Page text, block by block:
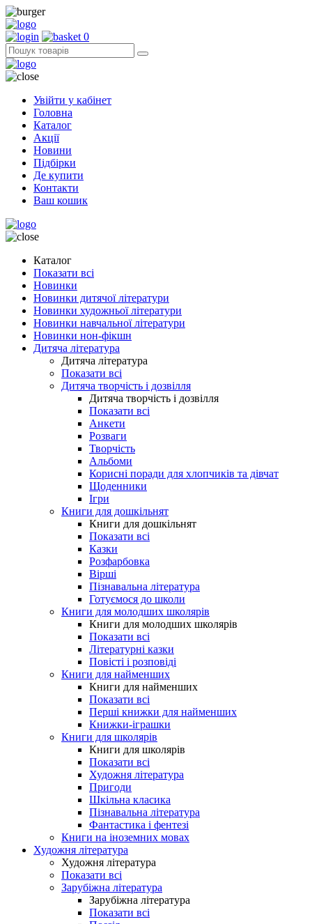
0
Увійти у кабінет
Головна
Каталог
Акції
Новини
Підбірки
Де купити
Контакти
Ваш кошик
Каталог
Показати всі
Новинки
Новинки дитячої літератури
Новинки художньої літератури
Новинки навчальної літератури
Новинки нон-фікшн
Дитяча література
Дитяча література
Показати всі
Дитяча творчість і дозвілля
Дитяча творчість і дозвілля
Показати всі
Анкети
Розваги
Творчість
Альбоми
Корисні поради для хлопчиків та дівчат
Щоденники
Ігри
Книги для дошкільнят
Книги для дошкільнят
Показати всі
Казки
Розфарбовка
Вірші
Пізнавальна література
Готуємося до школи
Книги для молодших школярів
Книги для молодших школярів
Показати всі
Літературні казки
Повісті і розповіді
Книги для найменших
Книги для найменших
Показати всі
Перші книжки для найменших
Книжки-іграшки
Книги для школярів
Книги для школярів
Показати всі
Художня література
Пригоди
Шкільна класика
Пізнавальна література
Фантастика і фентезі
Книги на іноземних мовах
Художня література
Художня література
Показати всі
Зарубіжна література
Зарубіжна література
Показати всі